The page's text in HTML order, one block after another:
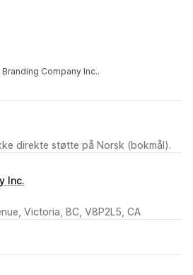
Company Inc..
direkte støtte på Norsk (bokmål).
Inc.
Victoria, BC, V8P2L5, CA